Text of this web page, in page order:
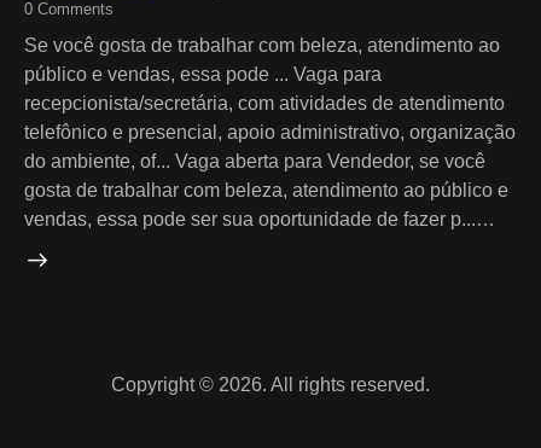
0 Comments
Se você gosta de trabalhar com beleza, atendimento ao
público e vendas, essa pode ... Vaga para
recepcionista/secretária, com atividades de atendimento
telefônico e presencial, apoio administrativo, organização
do ambiente, of... Vaga aberta para Vendedor, se você
gosta de trabalhar com beleza, atendimento ao público e
vendas, essa pode ser sua oportunidade de fazer p...…
Copyright © 2026. All rights reserved.